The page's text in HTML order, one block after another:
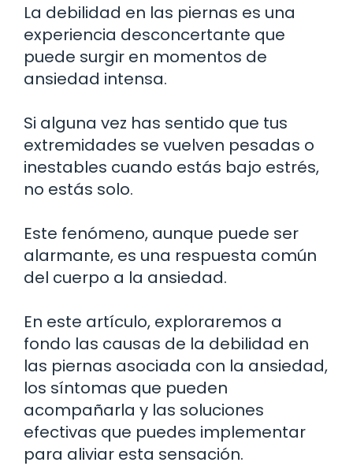
La debilidad en las piernas es una
experiencia desconcertante que
puede surgir en momentos de
ansiedad intensa.
Si alguna vez has sentido que tus
extremidades se vuelven pesadas o
inestables cuando estás bajo estrés,
no estás solo.
Este fenómeno, aunque puede ser
alarmante, es una respuesta común
del cuerpo a la ansiedad.
En este artículo, exploraremos a
fondo las causas de la debilidad en
las piernas asociada con la ansiedad,
los síntomas que pueden
acompañarla y las soluciones
efectivas que puedes implementar
para aliviar esta sensación.